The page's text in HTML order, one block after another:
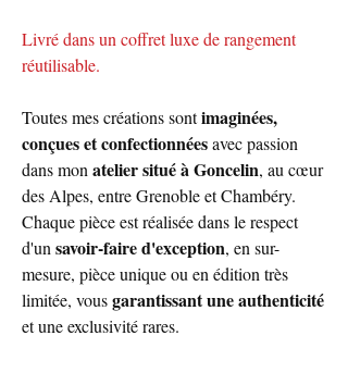
Livré dans un coffret luxe de rangement
réutilisable.
Toutes mes créations sontimaginées,
conçues et confectionnéesavec passion
dans monatelier situé à Goncelin, au cœur
des Alpes, entre Grenoble et Chambéry.
Chaque pièce est réalisée dans le respect
d'unsavoir-faire d'exception, en sur-
mesure, pièce unique ou en édition très
limitée, vousgarantissant une authenticité
et une exclusivité rares.